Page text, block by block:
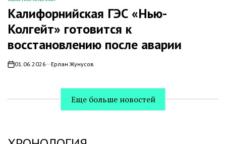
ОПУБЛИКОВАНО
ВКалифорнийская ГЭС «Нью-
Колгейт» готовится к
восстановлению после аварии
on01.06.2026 Ерлан Жунусов
Еще больше новостей